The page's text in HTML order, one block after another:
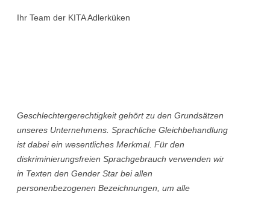
Ihr Team der KITA Adlerküken
Geschlechtergerechtigkeit gehört zu den Grundsätzen
unseres Unternehmens. Sprachliche Gleichbehandlung
ist dabei ein wesentliches Merkmal. Für den
diskriminierungsfreien Sprachgebrauch verwenden wir
in Texten den Gender Star bei allen
personenbezogenen Bezeichnungen, um alle